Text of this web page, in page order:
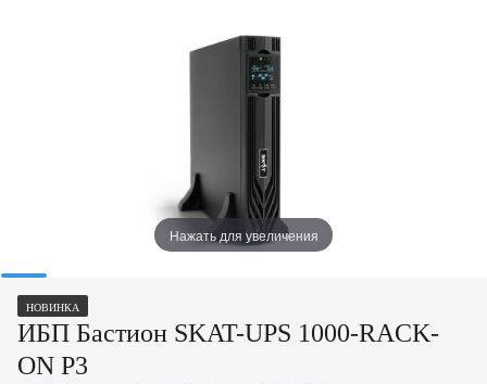
Нажать для увеличения
НОВИНКА
ИБП Бастион SKAT-UPS 1000-RACK-
ON P3